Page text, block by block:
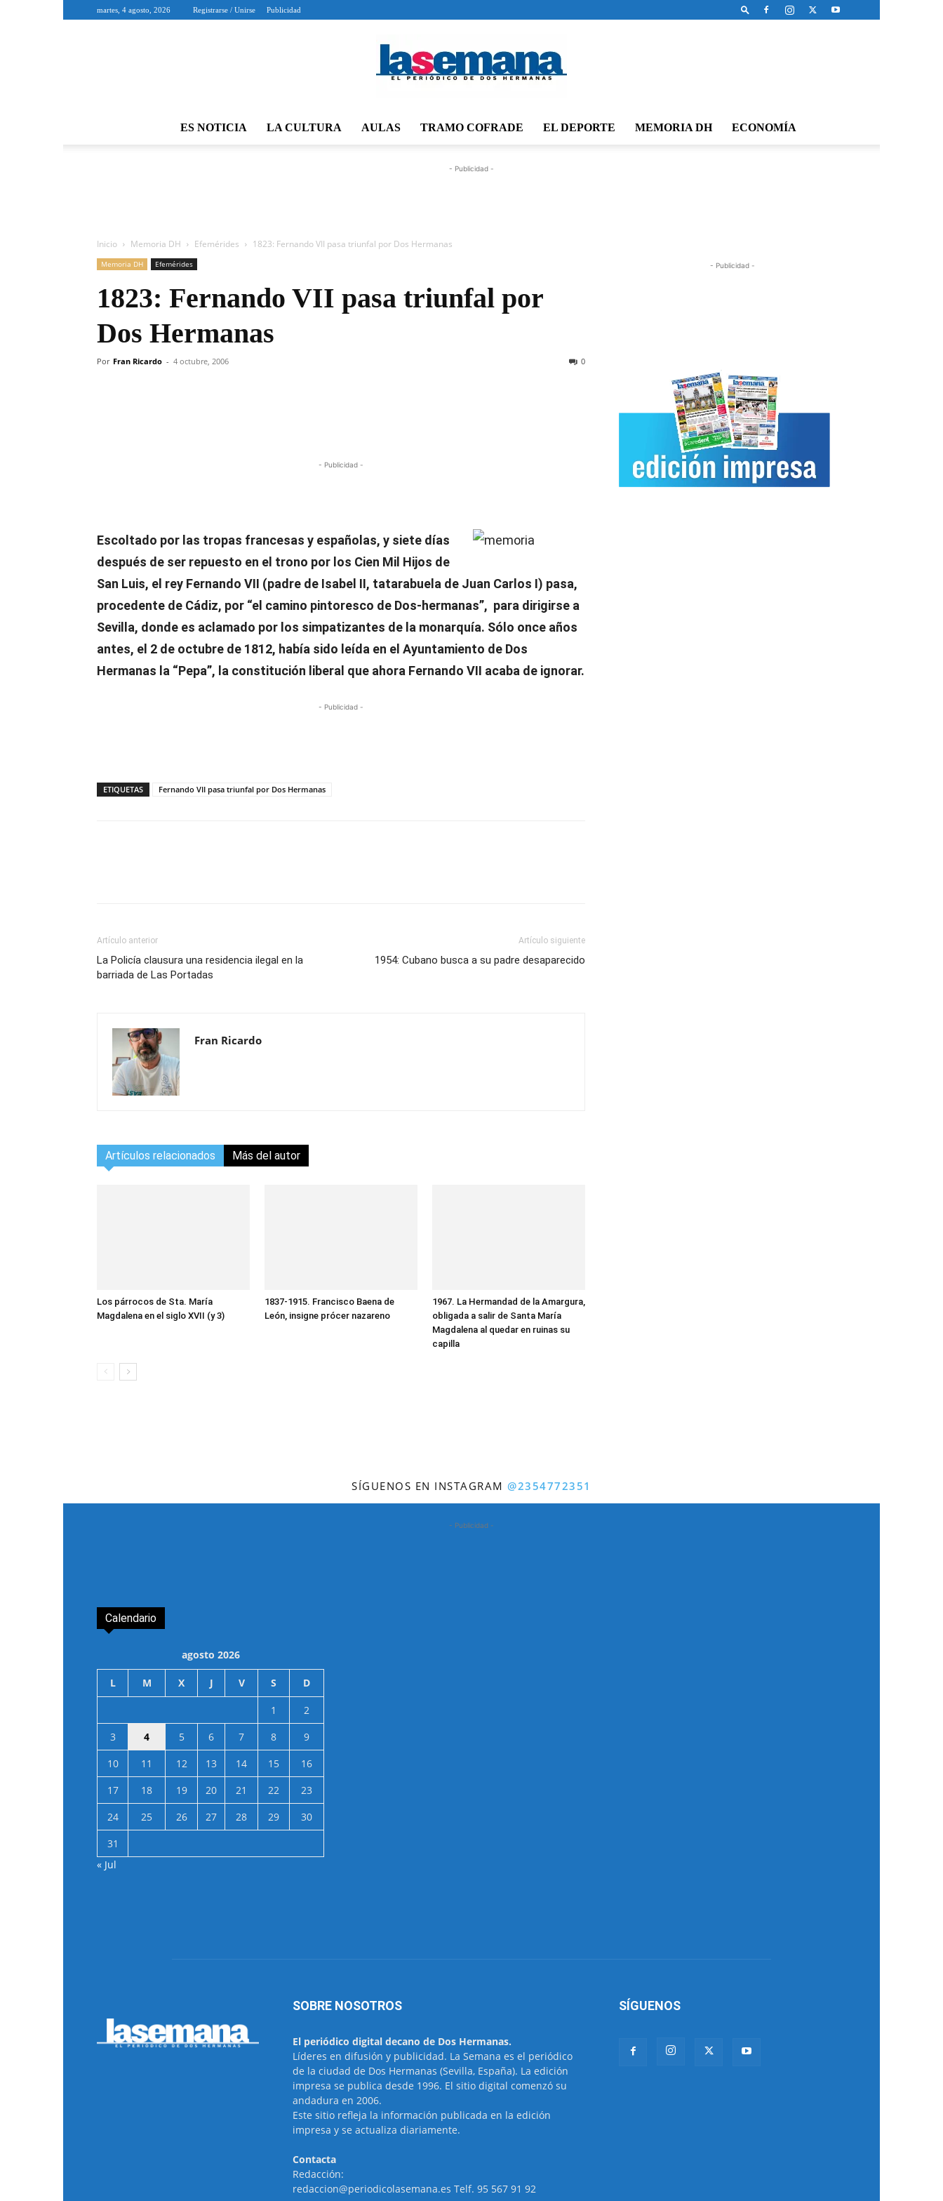
martes, 4 agosto, 2026 Registrarse / Unirse Publicidad
ES NOTICIA LA CULTURA AULAS TRAMO COFRADE EL DEPORTE MEMORIA DH ECONOMÍA
- Publicidad -
Inicio Memoria DH Efemérides 1823: Fernando VII pasa triunfal por Dos Hermanas
Memoria DH Efemérides
1823: Fernando VII pasa triunfal por
Dos Hermanas
Por Fran Ricardo - 4 octubre, 2006 0
- Publicidad -
Escoltado por las tropas francesas y españolas, y siete días
después de ser repuesto en el trono por los Cien Mil Hijos de
San Luis, el rey Fernando VII (padre de Isabel II, tatarabuela de Juan Carlos I) pasa,
procedente de Cádiz, por “el camino pintoresco de Dos-hermanas”, para dirigirse a
Sevilla, donde es aclamado por los simpatizantes de la monarquía. Sólo once años
antes, el 2 de octubre de 1812, había sido leída en el Ayuntamiento de Dos
Hermanas la “Pepa”, la constitución liberal que ahora Fernando VII acaba de ignorar.
- Publicidad -
ETIQUETAS Fernando VII pasa triunfal por Dos Hermanas
Artículo anterior
La Policía clausura una residencia ilegal en la
barriada de Las Portadas
Artículo siguiente
1954: Cubano busca a su padre desaparecido
Fran Ricardo
Artículos relacionados Más del autor
Los párrocos de Sta. María
Magdalena en el siglo XVII (y 3)
1837-1915. Francisco Baena de
León, insigne prócer nazareno
1967. La Hermandad de la Amargura,
obligada a salir de Santa María
Magdalena al quedar en ruinas su
capilla
- Publicidad -
SÍGUENOS EN INSTAGRAM@2354772351
- Publicidad -
Calendario
agosto 2026
L M X J V S D
1
2
3
4 5 6 7 8
9
10
11 12 13 14 15
16
17
18 19 20 21 22
23
24
25 26 27 28 29
30
31
« Jul
SOBRE NOSOTROS
El periódico digital decano de Dos Hermanas.
Líderes en difusión y publicidad. La Semana es el periódico
de la ciudad de Dos Hermanas (Sevilla, España). La edición
impresa se publica desde 1996. El sitio digital comenzó su
andadura en 2006.
Este sitio refleja la información publicada en la edición
impresa y se actualiza diariamente.
Contacta
Redacción:
redaccion@periodicolasemana.es Telf. 95 567 91 92
SÍGUENOS